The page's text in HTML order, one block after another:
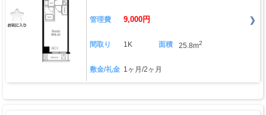
管理費 9,000円
間取り 1K 面積 25.8m2
敷金/礼金 1ヶ月/2ヶ月